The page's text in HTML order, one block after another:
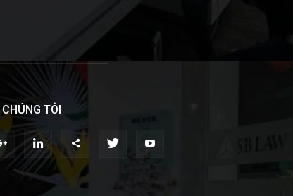
TÔI